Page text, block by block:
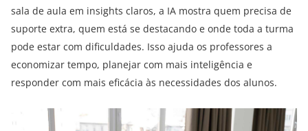
sala de aula em insights claros, a IA mostra quem precisa de
suporte extra, quem está se destacando e onde toda a turma
pode estar com dificuldades. Isso ajuda os professores a
economizar tempo, planejar com mais inteligência e
responder com mais eficácia às necessidades dos alunos.